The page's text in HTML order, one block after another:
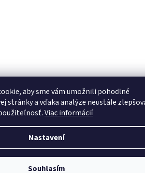
aby sme vám umožnili pohodlné
stránky a vďaka analýze neustále
Viac informácií
Nastavení
Souhlasím